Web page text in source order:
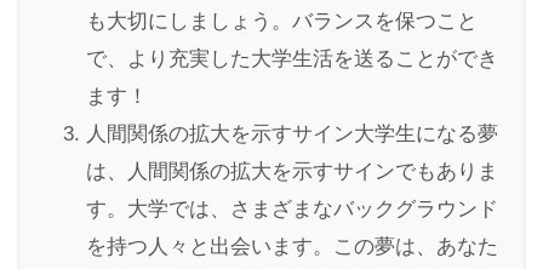
も大切にしましょう。バランスを保つこと
で、より充実した大学生活を送ることができ
ます！
人間関係の拡大を示すサイン大学生になる夢
は、人間関係の拡大を示すサインでもありま
す。大学では、さまざまなバックグラウンド
を持つ人々と出会います。この夢は、あなた